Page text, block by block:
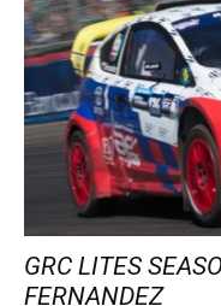
GRC LITES
FERNANDEZ